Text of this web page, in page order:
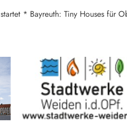
* Bayreuth: Tiny Houses für